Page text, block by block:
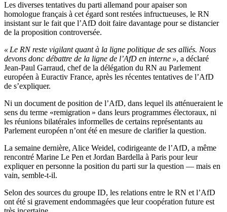
Les diverses tentatives du parti allemand pour apaiser son
homologue français à cet égard sont restées infructueuses, le RN
insistant sur le fait que l’AfD doit faire davantage pour se distancier
de la proposition controversée.
« Le RN reste vigilant quant à la ligne politique de ses alliés. Nous
devons donc débattre de la ligne de l’AfD en interne », a déclaré
Jean-Paul Garraud, chef de la délégation du RN au Parlement
européen à Euractiv France, après les récentes tentatives de l’AfD
de s’expliquer.
Ni un document de position de l’AfD, dans lequel ils atténueraient le
sens du terme «remigration » dans leurs programmes électoraux, ni
les réunions bilatérales informelles de certains représentants au
Parlement européen n’ont été en mesure de clarifier la question.
La semaine dernière, Alice Weidel, codirigeante de l’AfD, a même
rencontré Marine Le Pen et Jordan Bardella à Paris pour leur
expliquer en personne la position du parti sur la question — mais en
vain, semble-t-il.
Selon des sources du groupe ID, les relations entre le RN et l’AfD
ont été si gravement endommagées que leur coopération future est